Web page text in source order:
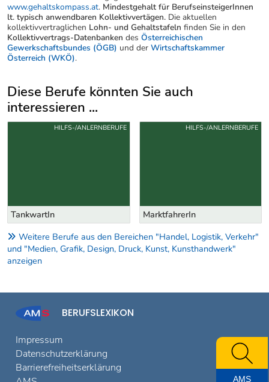
* Die Gehaltsangaben entsprechen den Bruttogehältern bzw
Bruttolöhnen beim Berufseinstieg. Achtung: meist beziehen sich die
Angaben jedoch auf ein Berufsbündel und nicht nur auf den einen
gesuchten Beruf. Datengrundlage sind die entsprechenden
Mindestgehälter in den Kollektivverträgen (Stand: 2025). Eine
Übersicht über alle Einstiegsgehälter finden Sie unter
kollektivvertraglichen Lohn- und Gehaltstafelnfinden Sie in den
Kollektivvertrags-Datenbankendes Österreichischen
Gewerkschaftsbundes (ÖGB)
Österreich (WKÖ).
und "Medien, Grafik, Design, Druck, Kunst, Kunsthandwerk"
anzeigen
BERUFSLEXIKON AMS